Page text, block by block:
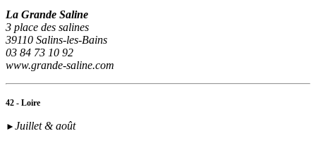
La Grande Saline
3 place des salines
39110 Salins-les-Bains
03 84 73 10 92
www.grande-saline.com
42 - Loire
► Juillet & août